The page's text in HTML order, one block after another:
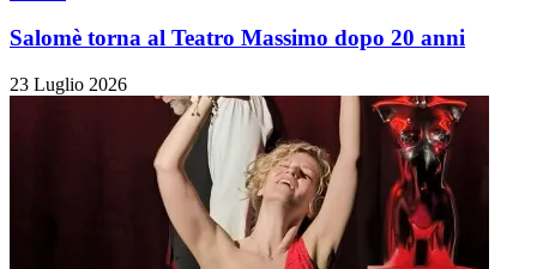
Salomè torna al Teatro Massimo dopo 20 anni
23 Luglio 2026